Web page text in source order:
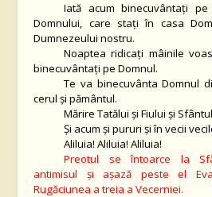
Iată acum binecuvântaţi
Domnului, care staţi în casa
Dumnezeului nostru.
Noaptea ridicaţi mâinile
binecuvântaţi pe Domnul.
Te va binecuvânta Domnul
cerul şi pământul.
Mărire Tatălui şi Fiului şi
Şi acum şi pururi şi în vecii
Aliluia! Aliluia! Aliluia!
Preotul se întoarce la
antimisul şi aşază peste el
Rugăciunea a treia a Vecerniei.